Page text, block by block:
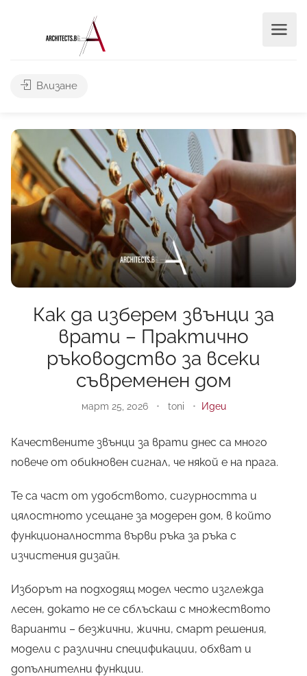
Влизане
Как да изберем звънци за
врати – Практично
ръководство за всеки
съвременен дом
март 25, 2026 • toni • Идеи
Качествените звънци за врати днес са много
повече от обикновен сигнал, че някой е на прага.
Те са част от удобството, сигурността и
цялостното усещане за модерен дом, в който
функционалността върви ръка за ръка с
изчистения дизайн.
Изборът на подходящ модел често изглежда
лесен, докато не се сблъскаш с множеството
варианти – безжични, жични, смарт решения,
модели с различни спецификации, обхват и
допълнителни функции.